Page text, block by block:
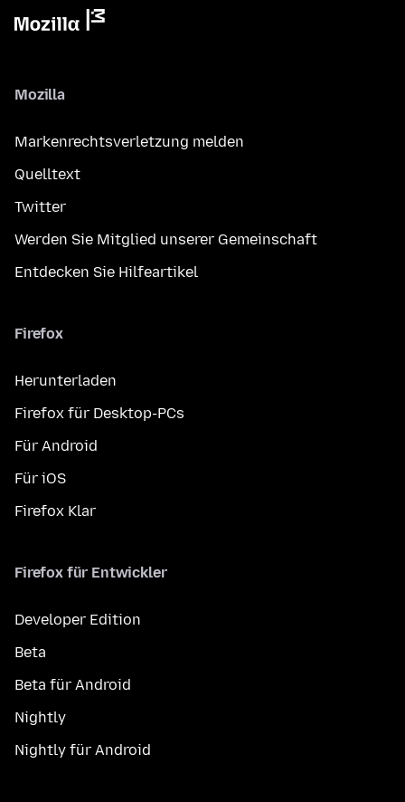
Mozilla
Markenrechtsverletzung melden
Quelltext
Twitter
Werden Sie Mitglied unserer Gemeinschaft
Entdecken Sie Hilfeartikel
Firefox
Herunterladen
Firefox für Desktop-PCs
Für Android
Für iOS
Firefox Klar
Firefox für Entwickler
Developer Edition
Beta
Beta für Android
Nightly
Nightly für Android